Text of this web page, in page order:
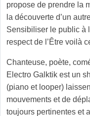
propose de prendre la
la découverte d’un
Sensibiliser le public à
respect de l’Être voilà
Chanteuse, poète,
Electro Galktik est un
(piano et looper)
mouvements et de
toujours pertinentes et